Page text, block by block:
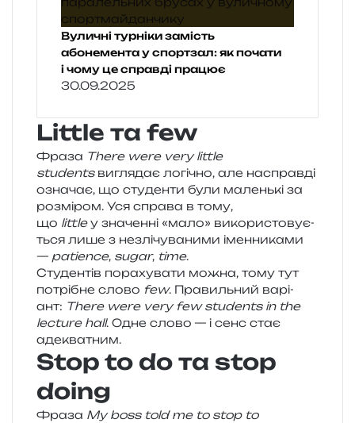
Вуличні турніки замість
абонемента у спортзал: як почати
і чому це справді працює
30.09.2025
Little та few
Фраза There were very little
studentsвигля­дає логі­чно, але насправ­ді
озна­чає, що сту­ден­ти були малень­кі за
роз­мі­ром. Уся спра­ва в тому,
що littleу зна­чен­ні «мало» вико­ри­сто­ву­є­
ться лише з незлі­чу­ва­ни­ми імен­ни­ка­ми
— patience, sugar, time.
Студентів пора­ху­ва­ти можна, тому тут
потрі­бне слово few. Правильний варі­
ант: There were very few students in the
lecture hall. Одне слово — і сенс стає
адекватним.
Stop to do та stop
doing
Фраза My boss told me to stop to